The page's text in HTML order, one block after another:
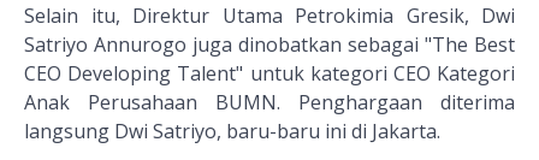
Selain itu, Direktur Utama Petrokimia Gresik, Dwi
Satriyo Annurogo juga dinobatkan sebagai "The Best
CEO Developing Talent" untuk kategori CEO Kategori
Anak Perusahaan BUMN. Penghargaan diterima
langsung Dwi Satriyo, baru-baru ini di Jakarta.